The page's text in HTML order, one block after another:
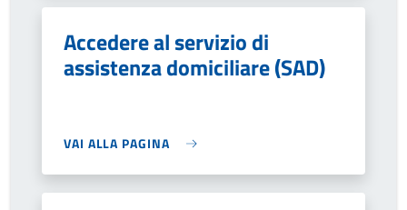
Accedere al servizio di
assistenza domiciliare (SAD)
VAI ALLA PAGINA